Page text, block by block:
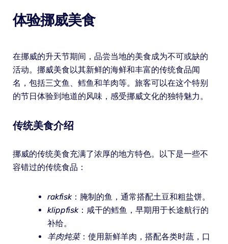
体验挪威美食
在挪威的升天节期间，品尝当地的美食成为不可或缺的
活动。挪威美食以其新鲜的海鲜和丰富的传统食品闻
名，包括三文鱼、鳕鱼和羊肉等。旅客可以在这个特别
的节日体验到地道的风味，感受挪威文化的独特魅力。
传统美食介绍
挪威的传统美食充满了浓厚的地方特色。以下是一些不
容错过的传统食品：
rakfisk：腌制的鱼，通常搭配土豆和粗盐饼。
klippfisk：咸干的鳕鱼，早期用于长途航行的
补给。
羊肉炖菜：使用新鲜羊肉，搭配各类时蔬，口